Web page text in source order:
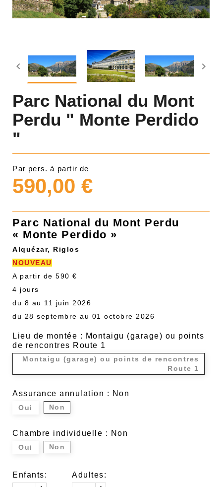
 
Parc National du Mont
Perdu " Monte Perdido
"
Par pers. à partir de
590,00 €
Parc National du Mont Perdu
« Monte Perdido »
Alquézar, Riglos
NOUVEAU
A partir de 590 €
4 jours
du 8 au 11 juin 2026
du 28 septembre au 01 octobre 2026
Lieu de montée : Montaigu (garage) ou points
de rencontres Route 1
Montaigu (garage) ou points de rencontres
Route 1
Assurance annulation : Non
Oui Non
Chambre individuelle : Non
Oui Non
Enfants: Adultes: